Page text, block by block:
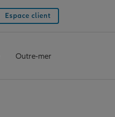
Espace client
Outre-mer